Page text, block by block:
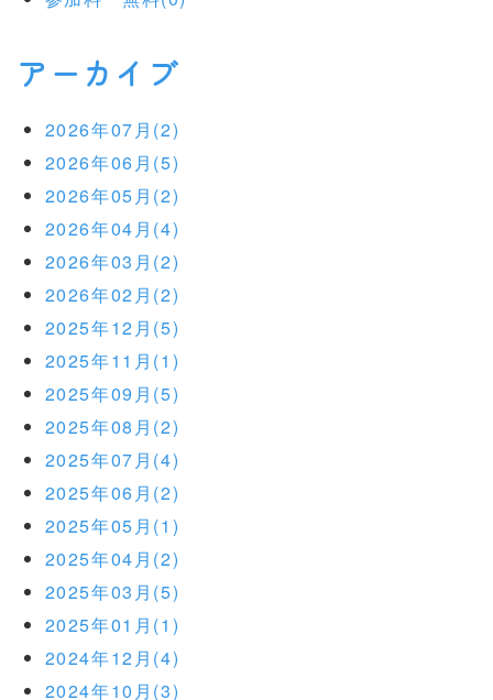
アーカイブ
2026年07月(2)
2026年06月(5)
2026年05月(2)
2026年04月(4)
2026年03月(2)
2026年02月(2)
2025年12月(5)
2025年11月(1)
2025年09月(5)
2025年08月(2)
2025年07月(4)
2025年06月(2)
2025年05月(1)
2025年04月(2)
2025年03月(5)
2025年01月(1)
2024年12月(4)
2024年10月(3)